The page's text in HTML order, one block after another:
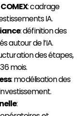
: cadrage
IA.
: définition des
autour de l’IA.
des étapes,
mois.
: modélisation des
: